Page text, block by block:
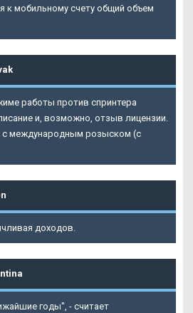
к мобильному счету общий объем
работы против спринтера
и, возможно, отзыв лицензии.
с международным розыском (с
доходов.
годы", - считает